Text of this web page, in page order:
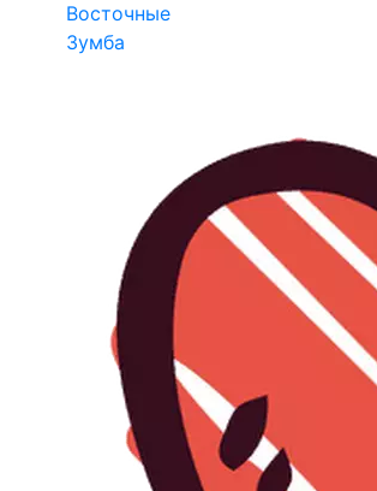
Восточные
Зумба